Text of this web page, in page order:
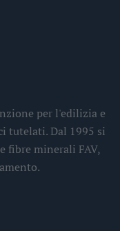
per l'edilizia e
tutelati. Dal 1995 si
fibre minerali FAV,